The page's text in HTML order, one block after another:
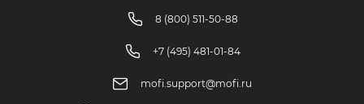
8 (800) 511-50-88
+7 (495) 481-01-84
mofi.support@mofi.ru